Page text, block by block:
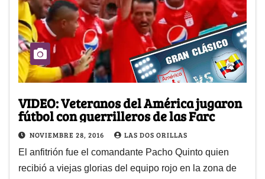
VIDEO: Veteranos del América jugaron
fútbol con guerrilleros de las Farc
NOVIEMBRE 28, 2016 LAS DOS ORILLAS
El anfitrión fue el comandante Pacho Quinto quien
recibió a viejas glorias del equipo rojo en la zona de